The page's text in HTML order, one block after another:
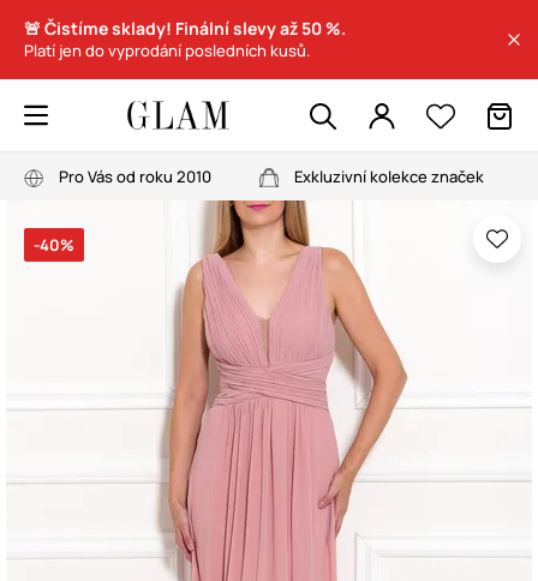
🚨 Čistíme sklady! Finální slevy až 50 %.
Platí jen do vyprodání posledních kusů.
Pro Vás od roku 2010 Exkluzivní kolekce značek
-40%